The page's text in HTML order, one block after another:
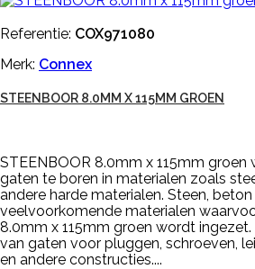
Referentie: COX971080
Merk: Connex
STEENBOOR 8.0MM X 115MM GROEN
STEENBOOR 8.0mm x 115mm
gaten te boren in materialen zoals
andere harde materialen. Steen,
veelvoorkomende materialen
8.0mm x 115mm groen wordt ingezet.
van gaten voor pluggen, schroeven,
en andere constructies....